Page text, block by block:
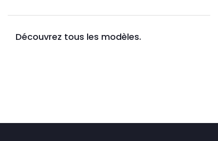
Découvrez tous les modèles.